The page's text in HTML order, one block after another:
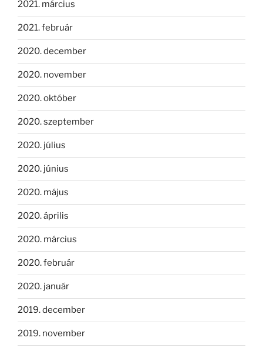
2021. március
2021. február
2020. december
2020. november
2020. október
2020. szeptember
2020. július
2020. június
2020. május
2020. április
2020. március
2020. február
2020. január
2019. december
2019. november